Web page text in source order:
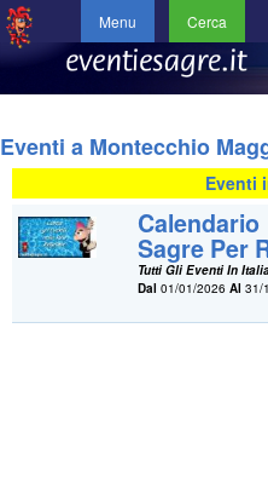
Menu Cerca
Eventi a Montecchio
Eventi
Sagre Per
Tutti Gli Eventi In
Dal 01/01/2026Al 31/